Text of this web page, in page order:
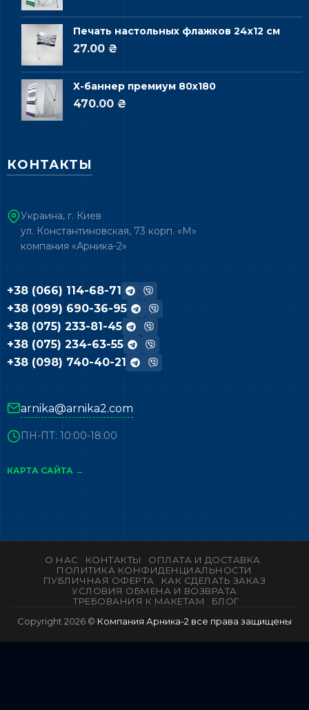
Печать настольных флажков 24х12 см
27.00 ₴
Х-баннер премиум 80х180
470.00 ₴
КОНТАКТЫ
Украина, г. Киев
ул. Константиновская, 73 корп. «М»
компания «Арника-2»
+38 (066) 114-68-71
+38 (099) 690-36-95
+38 (075) 233-81-45
+38 (075) 234-63-55
+38 (098) 740-40-21
arnika@arnika2.com
ПН-ПТ: 10:00-18:00
КАРТА САЙТА →
О НАС КОНТАКТЫ
ОПЛАТА И ДОСТАВКА
ПОЛИТИКА КОНФИДЕНЦИАЛЬНОСТИ
ПУБЛИЧНАЯ ОФЕРТА
КАК СДЕЛАТЬ ЗАКАЗ
УСЛОВИЯ ОБМЕНА И ВОЗВРАТА
ТРЕБОВАНИЯ К МАКЕТАМ
БЛОГ
Copyright 2026 © Компания Арника-2 все права защищены